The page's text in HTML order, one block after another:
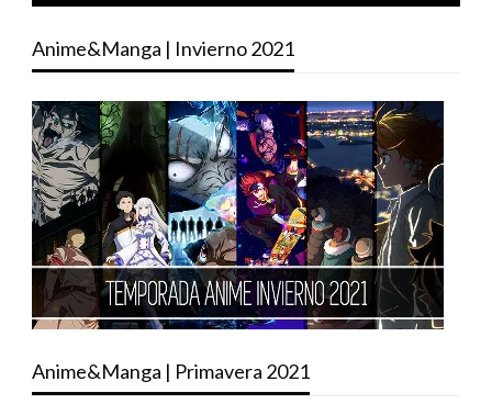
Anime&Manga | Invierno 2021
Anime&Manga | Primavera 2021